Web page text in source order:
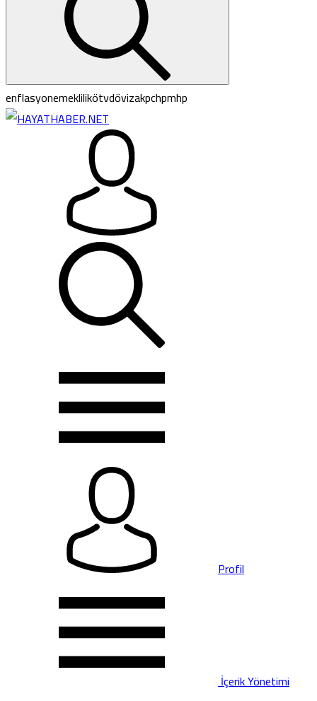
enflasyonemeklilikötvdövizakpchpmhp
Profil
İçerik Yönetimi